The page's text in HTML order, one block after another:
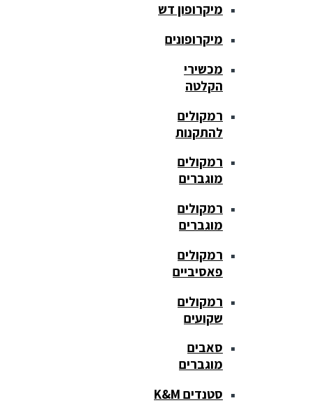
מיקרופון דש
מיקרופונים
מכשירי
הקלטה
רמקולים
להתקנות
רמקולים
מוגברים
רמקולים
מוגברים
רמקולים
פאסיביים
רמקולים
שקועים
סאבים
מוגברים
סטנדים K&M